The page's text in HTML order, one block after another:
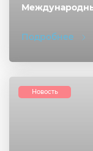
Подробнее
Новость